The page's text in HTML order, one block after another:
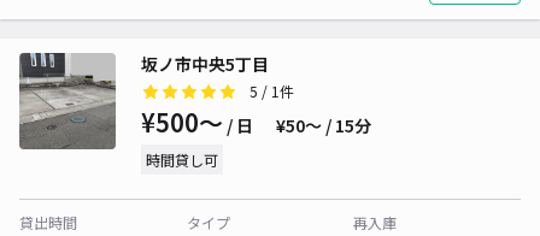
坂ノ市中央5丁目
5 / 1件
¥500〜 / 日 ¥50〜 / 15分
時間貸し可
貸出時間
タイプ
再入庫